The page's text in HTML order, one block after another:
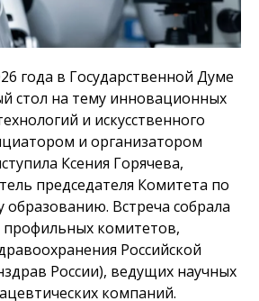
года в Государственной Думе
стол на тему инновационных
и искусственного
и организатором
Ксения Горячева,
председателя Комитета по
образованию. Встреча собрала
профильных комитетов,
Российской
России), ведущих научных
компаний.